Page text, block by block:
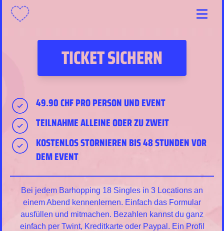
Menu
TICKET SICHERN
49.90 CHF PRO PERSON UND EVENT
TEILNAHME ALLEINE ODER ZU ZWEIT
KOSTENLOS STORNIEREN BIS 48 STUNDEN VOR
DEM EVENT
Bei jedem Barhopping 18 Singles in 3 Locations an
einem Abend kennenlernen. Einfach das Formular
ausfüllen und mitmachen. Bezahlen kannst du ganz
einfach per Twint, Kreditkarte oder Paypal. Ein Profil